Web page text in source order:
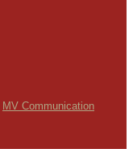
MV Communication